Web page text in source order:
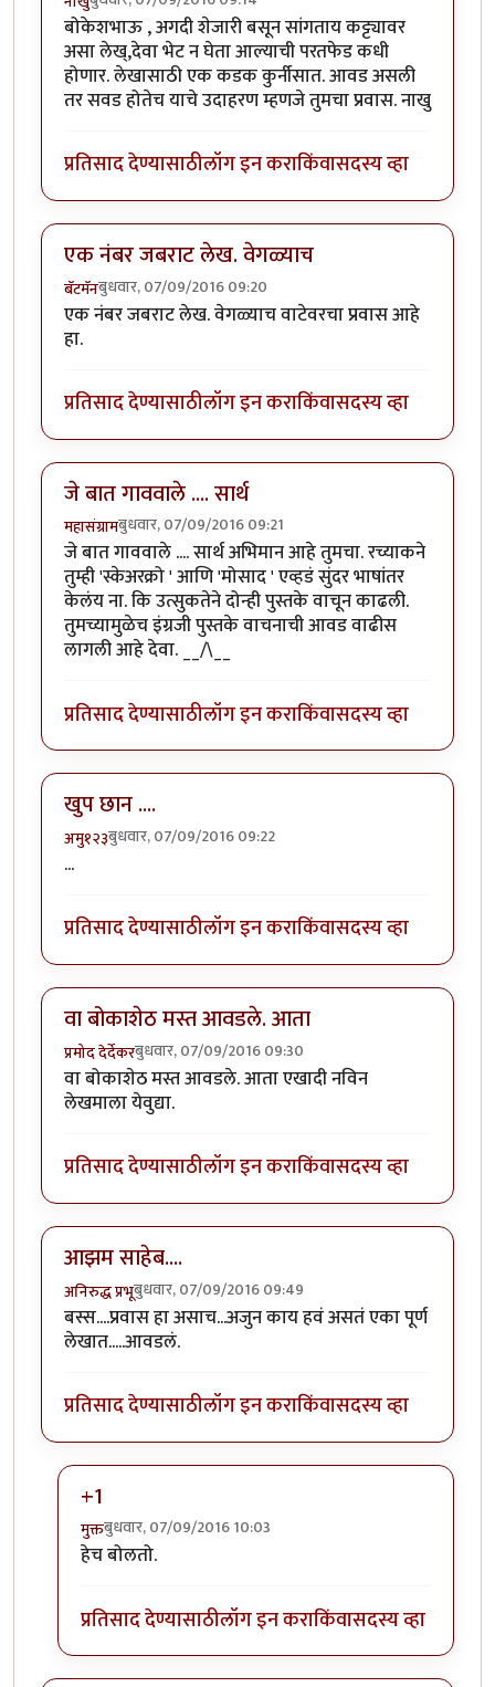
बोकेशभाऊ , अगदी शेजारी बसून सांगताय कट्ट्यावर
असा लेख्,देवा भेट न घेता आल्याची परतफेड कधी
होणार. लेखासाठी एक कडक कुर्नीसात. आवड असली
तर सवड होतेच याचे उदाहरण म्हणजे तुमचा प्रवास. नाखु
प्रतिसाद देण्यासाठीलॉग इन कराकिंवासदस्य व्हा
एक नंबर जबराट लेख. वेगळ्याच
बॅटमॅनबुधवार, 07/09/2016 09:20
एक नंबर जबराट लेख. वेगळ्याच वाटेवरचा प्रवास आहे
हा.
प्रतिसाद देण्यासाठीलॉग इन कराकिंवासदस्य व्हा
जे बात गाववाले .... सार्थ
महासंग्रामबुधवार, 07/09/2016 09:21
जे बात गाववाले .... सार्थ अभिमान आहे तुमचा. रच्याकने
तुम्ही 'स्केअरक्रो ' आणि 'मोसाद ' एव्हडं सुंदर भाषांतर
केलंय ना. कि उत्सुकतेने दोन्ही पुस्तके वाचून काढली.
तुमच्यामुळेच इंग्रजी पुस्तके वाचनाची आवड वाढीस
लागली आहे देवा. __/\__
प्रतिसाद देण्यासाठीलॉग इन कराकिंवासदस्य व्हा
खुप छान ....
अमु१२३बुधवार, 07/09/2016 09:22
...
प्रतिसाद देण्यासाठीलॉग इन कराकिंवासदस्य व्हा
वा बोकाशेठ मस्त आवडले. आता
प्रमोद देर्देकरबुधवार, 07/09/2016 09:30
वा बोकाशेठ मस्त आवडले. आता एखादी नविन
लेखमाला येवुद्या.
प्रतिसाद देण्यासाठीलॉग इन कराकिंवासदस्य व्हा
आझम साहेब....
अनिरुद्ध प्रभूबुधवार, 07/09/2016 09:49
बस्स....प्रवास हा असाच...अजुन काय हवं असतं एका पूर्ण
लेखात.....आवडलं.
प्रतिसाद देण्यासाठीलॉग इन कराकिंवासदस्य व्हा
+1
मुक्तबुधवार, 07/09/2016 10:03
In reply to
हेच बोलतो.
प्रतिसाद देण्यासाठीलॉग इन कराकिंवासदस्य व्हा